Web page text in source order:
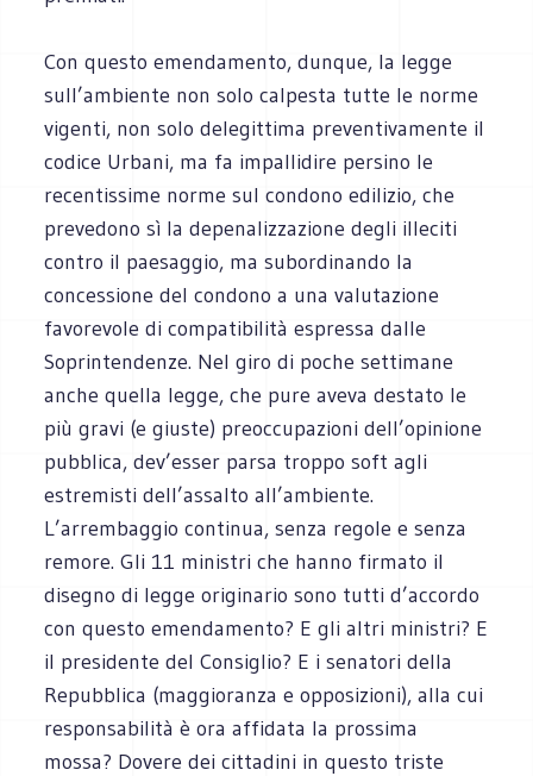
Con questo emendamento, dunque, la legge
sull’ambiente non solo calpesta tutte le norme
vigenti, non solo delegittima preventivamente il
codice Urbani, ma fa impallidire persino le
recentissime norme sul condono edilizio, che
prevedono sì la depenalizzazione degli illeciti
contro il paesaggio, ma subordinando la
concessione del condono a una valutazione
favorevole di compatibilità espressa dalle
Soprintendenze. Nel giro di poche settimane
anche quella legge, che pure aveva destato le
più gravi (e giuste) preoccupazioni dell’opinione
pubblica, dev’esser parsa troppo soft agli
estremisti dell’assalto all’ambiente.
L’arrembaggio continua, senza regole e senza
remore. Gli 11 ministri che hanno firmato il
disegno di legge originario sono tutti d’accordo
con questo emendamento? E gli altri ministri? E
il presidente del Consiglio? E i senatori della
Repubblica (maggioranza e opposizioni), alla cui
responsabilità è ora affidata la prossima
mossa? Dovere dei cittadini in questo triste